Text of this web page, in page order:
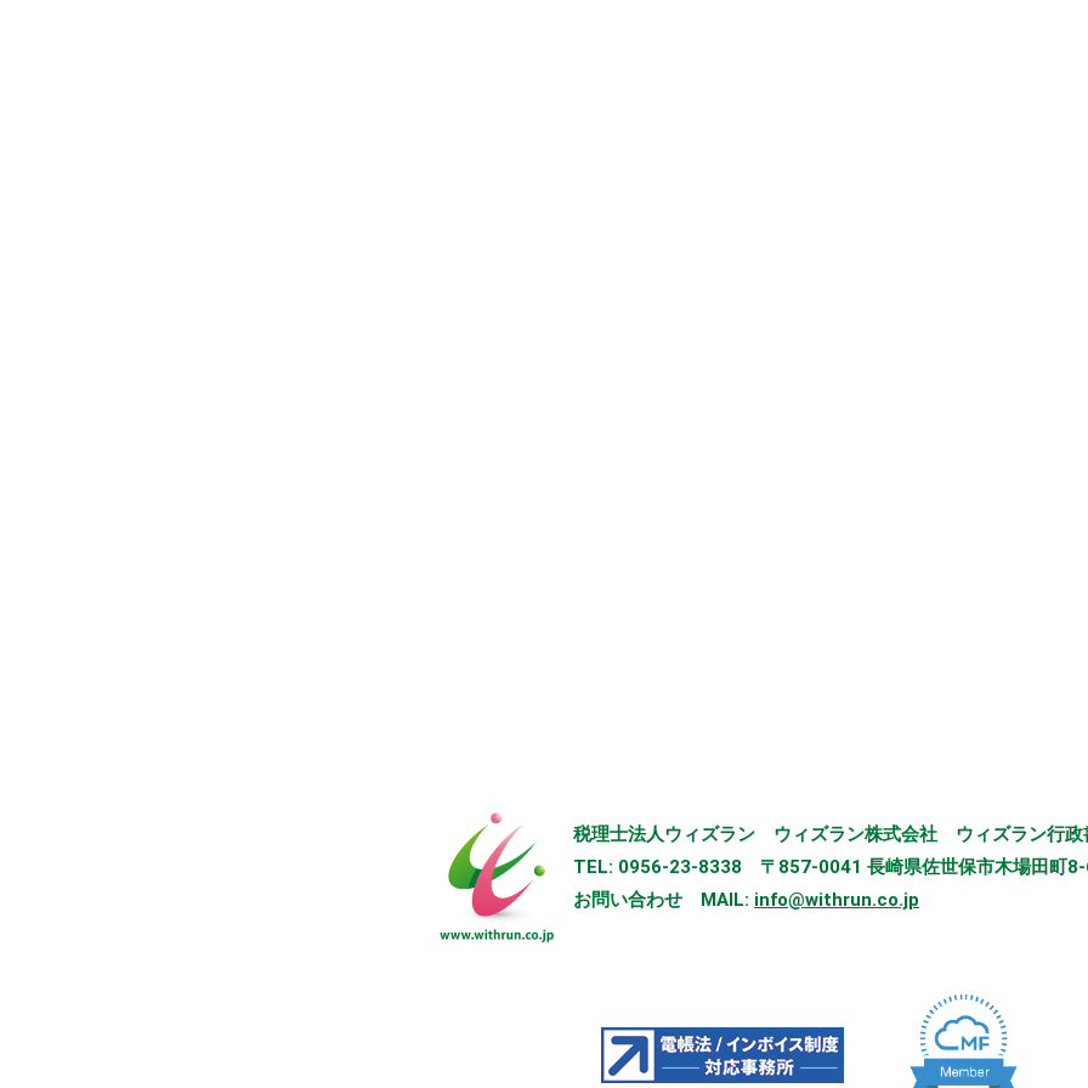
税理士法人ウィズラン ウィズラン株式会社 ウィズラン行
TEL: 0956-23-8338 〒857-0041 長崎県佐世保市木場田町
お問い合わせ MAIL: info@withrun.co.jp